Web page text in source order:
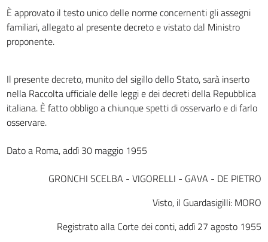
art. 24
art. 25
art. 27
art. 28
art. 29
art. 31
art. 32
art. 34
È approvato il testo unico delle norme concernenti gli assegni
familiari, allegato al presente decreto e vistato dal Ministro
proponente.
Il presente decreto, munito del sigillo dello Stato, sarà inserto
nella Raccolta ufficiale delle leggi e dei decreti della Repubblica
italiana. È fatto obbligo a chiunque spetti di osservarlo e di farlo
osservare.
Dato a Roma, addì 30 maggio 1955
GRONCHI SCELBA - VIGORELLI - GAVA - DE PIETRO
Visto, il Guardasigilli: MORO
Registrato alla Corte dei conti, addì 27 agosto 1955